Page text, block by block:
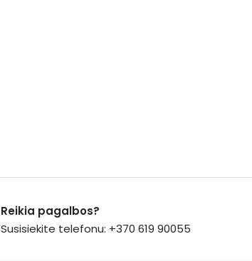
Reikia pagalbos?
Susisiekite telefonu: +370 619 90055